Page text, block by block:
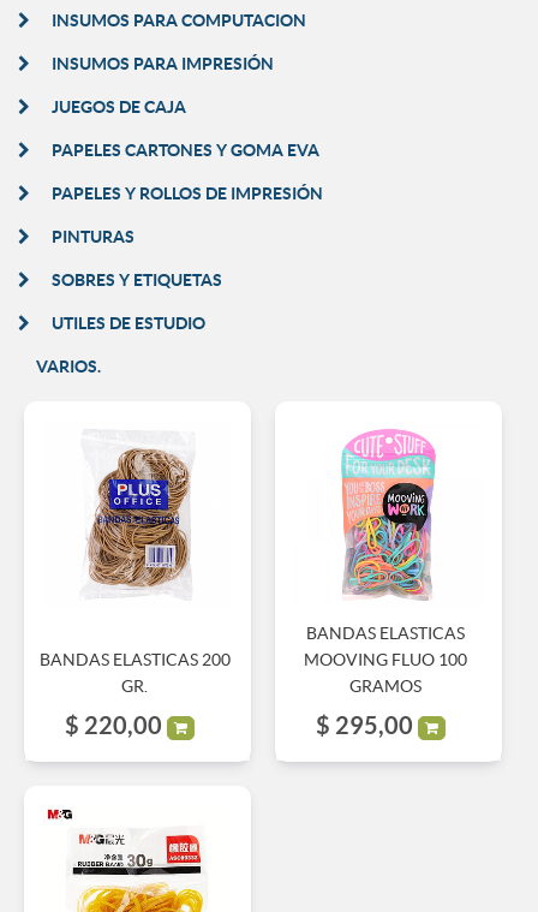
INSUMOS PARA COMPUTACION
INSUMOS PARA IMPRESIÓN
JUEGOS DE CAJA
PAPELES CARTONES Y GOMA EVA
PAPELES Y ROLLOS DE IMPRESIÓN
PINTURAS
SOBRES Y ETIQUETAS
UTILES DE ESTUDIO
VARIOS.
BANDAS ELASTICAS 200
GR.
$ 220,00
BANDAS ELASTICAS
MOOVING FLUO 100
GRAMOS
$ 295,00